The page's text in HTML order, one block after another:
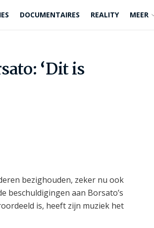
DOCUMENTAIRES REALITY MEER
‘Dit is
bezighouden, zeker nu ook
beschuldigingen aan Borsato’s
is, heeft zijn muziek het